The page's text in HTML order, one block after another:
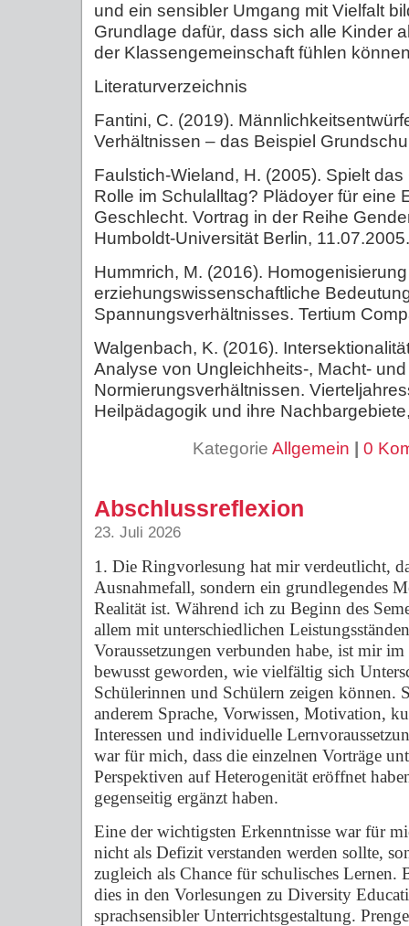
und ein sensibler Umgang mit Vielfalt
Grundlage dafür, dass sich alle Kinder
der Klassengemeinschaft fühlen
Literaturverzeichnis
Fantini, C. (2019).
Verhältnissen – das Beispiel
Faulstich-Wieland, H. (2005). Spielt
Rolle im Schulalltag? Plädoyer für eine
Geschlecht. Vortrag in der Reihe
Humboldt-Universität Berlin, 11.07.2005.
Hummrich, M. (2016).
erziehungswissenschaftliche
Spannungsverhältnisses. Tertium
Walgenbach, K. (2016).
Analyse von Ungleichheits-, Macht- und
Normierungsverhältnissen.
Heilpädagogik und ihre
Kategorie Allgemein 0
Abschlussreflexion
23. Juli 2026
1. Die Ringvorlesung hat mir verdeutlicht,
Ausnahmefall, sondern ein grundlegendes
Realität ist. Während ich zu Beginn des
allem mit unterschiedlichen
Voraussetzungen verbunden habe, ist mir
bewusst geworden, wie vielfältig sich
Schülerinnen und Schülern zeigen können.
anderem Sprache, Vorwissen, Motivation,
Interessen und individuelle
war für mich, dass die einzelnen Vorträge
Perspektiven auf Heterogenität eröffnet
gegenseitig ergänzt haben.
Eine der wichtigsten Erkenntnisse war für
nicht als Defizit verstanden werden sollte,
zugleich als Chance für schulisches Lernen.
dies in den Vorlesungen zu Diversity
sprachsensibler Unterrichtsgestaltung.